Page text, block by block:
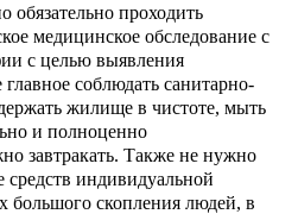
проходить
медицинское обследование с
с целью выявления
соблюдать санитарно-
жилище в чистоте, мыть
и полноценно
завтракать. Также не нужно
индивидуальной
большого скопления людей, в